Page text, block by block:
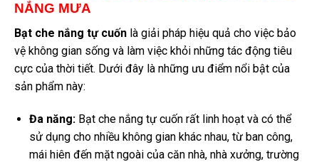
NẮNG MƯA
Bạt che nắng tự cuốn là giải pháp hiệu quả cho việc bảo
vệ không gian sống và làm việc khỏi những tác động tiêu
cực của thời tiết. Dưới đây là những ưu điểm nổi bật của
sản phẩm này:
Đa năng:Bạt che nắng tự cuốn rất linh hoạt và có thể
sử dụng cho nhiều không gian khác nhau, từ ban công,
mái hiên đến mặt ngoài của căn nhà, nhà xưởng, trường